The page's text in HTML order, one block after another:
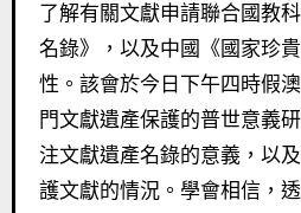
了解有關文獻申請聯合國教
名錄》，以及中國《國家珍
性。該會於今日下午四時假
門文獻遺產保護的普世意義
注文獻遺產名錄的意義，以
護文獻的情況。學會相信，